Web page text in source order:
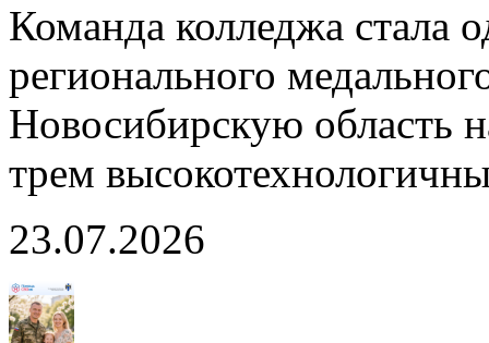
Команда колледжа стала
регионального
Новосибирскую область
трем
23.07.2026